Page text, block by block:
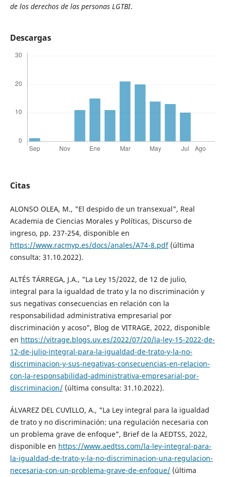
de los derechos de las personas LGTBI.
Descargas
Citas
ALONSO OLEA, M., "El despido de un transexual", Real
Academia de Ciencias Morales y Políticas, Discurso de
ingreso, pp. 237-254, disponible en
https://www.racmyp.es/docs/anales/A74-8.pdf(última
consulta: 31.10.2022).
ALTÉS TÁRREGA, J.A., "La Ley 15/2022, de 12 de julio,
integral para la igualdad de trato y la no discriminación y
sus negativas consecuencias en relación con la
responsabilidad administrativa empresarial por
discriminación y acoso", Blog de VITRAGE, 2022, disponible
en https://vitrage.blogs.uv.es/2022/07/20/la-ley-15-2022-de-
12-de-julio-integral-para-la-igualdad-de-trato-y-la-no-
discriminacion-y-sus-negativas-consecuencias-en-relacion-
con-la-responsabilidad-administrativa-empresarial-por-
discriminacion/(última consulta: 31.10.2022).
ÁLVAREZ DEL CUVILLO, A., "La Ley integral para la igualdad
de trato y no discriminación: una regulación necesaria con
un problema grave de enfoque", Brief de la AEDTSS, 2022,
disponible en https://www.aedtss.com/la-ley-integral-para-
la-igualdad-de-trato-y-la-no-discriminacion-una-regulacion-
necesaria-con-un-problema-grave-de-enfoque/(última